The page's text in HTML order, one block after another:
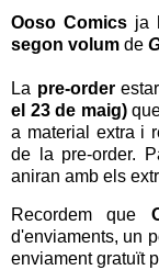
Ooso Comics ja
segon volum de
La pre-order
el 23 de maig)
a material extra i
de la pre-order.
aniran amb els
Recordem que
d'enviaments, un
enviament gratuït